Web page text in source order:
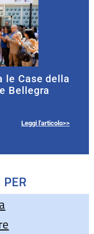
le Case della
Bellegra
Leggi l'articolo>>